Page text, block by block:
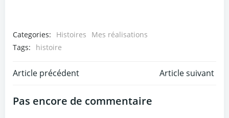
Categories: Histoires
Mes réalisations
Tags:
histoire
Post
navigation
Article précédent
navigation
Article suivant
Pas encore de commentaire